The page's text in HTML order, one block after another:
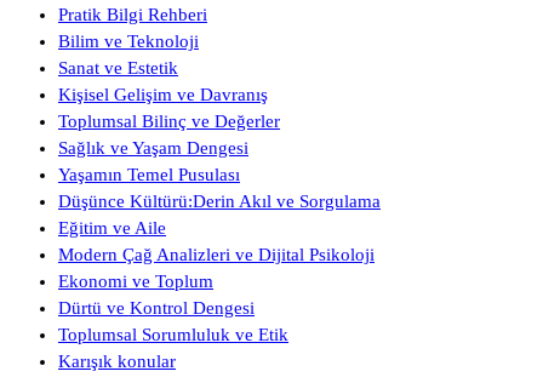
Pratik Bilgi Rehberi
Bilim ve Teknoloji
Sanat ve Estetik
Kişisel Gelişim ve Davranış
Toplumsal Bilinç ve Değerler
Sağlık ve Yaşam Dengesi
Yaşamın Temel Pusulası
Düşünce Kültürü:Derin Akıl ve Sorgulama
Eğitim ve Aile
Modern Çağ Analizleri ve Dijital Psikoloji
Ekonomi ve Toplum
Dürtü ve Kontrol Dengesi
Toplumsal Sorumluluk ve Etik
Karışık konular